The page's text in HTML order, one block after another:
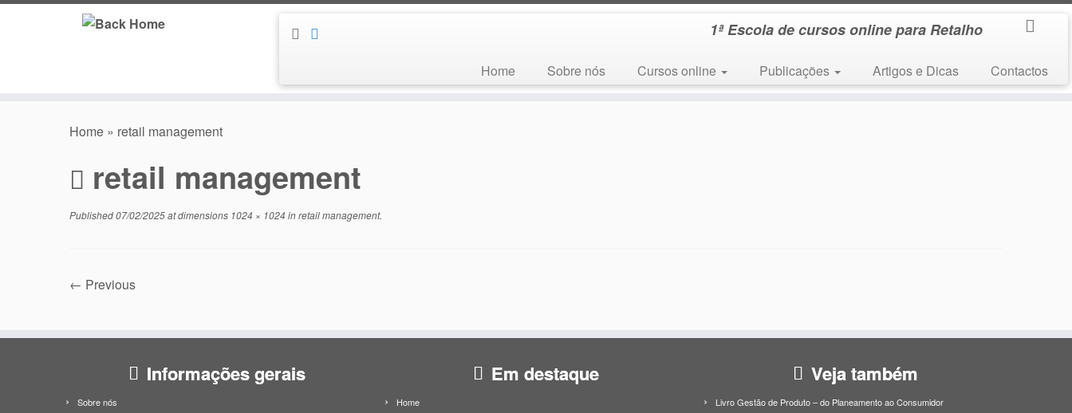
Skip
1ª Escola de cursos online para Retalho
Home Sobre nós Cursos online Publicações Artigos e Dicas Contactos
Home » retail management
retail management
Published07/02/2025at dimensions 1024 × 1024inretail management.
← Previous
Informações gerais
Sobre nós
Em destaque
Home
Veja também
Livro Gestão de Produto – do Planeamento ao Consumidor